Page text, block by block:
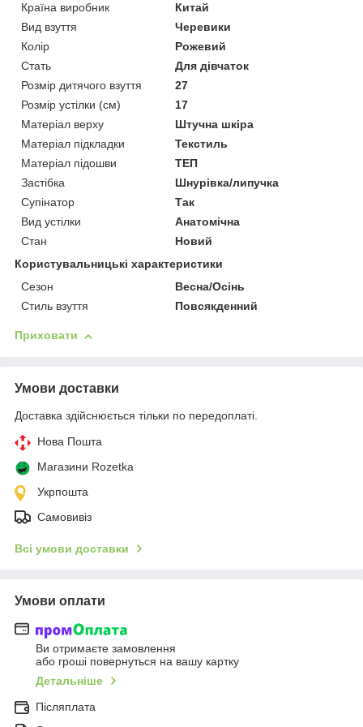
Країна виробник
Китай
Вид взуття
Черевики
Колір
Рожевий
Стать
Для дівчаток
Розмір дитячого взуття
27
Розмір устілки (см)
17
Матеріал верху
Штучна шкіра
Матеріал підкладки
Текстиль
Матеріал підошви
ТЕП
Застібка
Шнурівка/липучка
Супінатор
Так
Вид устілки
Анатомічна
Стан
Новий
Користувальницькі характеристики
Сезон
Весна/Осінь
Стиль взуття
Повсякденний
Приховати
Умови доставки
Доставка здійснюється тільки по передоплаті.
Нова Пошта
Магазини Rozetka
Укрпошта
Самовивіз
Всі умови доставки
Умови оплати
Ви отримаєте замовлення
або гроші повернуться на вашу картку
Детальніше
Післяплата